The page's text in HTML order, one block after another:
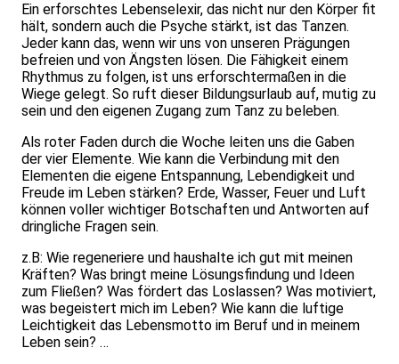
Ein erforschtes Lebenselexir, das nicht nur den Körper fit
hält, sondern auch die Psyche stärkt, ist das Tanzen.
Jeder kann das, wenn wir uns von unseren Prägungen
befreien und von Ängsten lösen. Die Fähigkeit einem
Rhythmus zu folgen, ist uns erforschtermaßen in die
Wiege gelegt. So ruft dieser Bildungsurlaub auf, mutig zu
sein und den eigenen Zugang zum Tanz zu beleben.
Als roter Faden durch die Woche leiten uns die Gaben
der vier Elemente. Wie kann die Verbindung mit den
Elementen die eigene Entspannung, Lebendigkeit und
Freude im Leben stärken? Erde, Wasser, Feuer und Luft
können voller wichtiger Botschaften und Antworten auf
dringliche Fragen sein.
z.B: Wie regeneriere und haushalte ich gut mit meinen
Kräften? Was bringt meine Lösungsfindung und Ideen
zum Fließen? Was fördert das Loslassen? Was motiviert,
was begeistert mich im Leben? Wie kann die luftige
Leichtigkeit das Lebensmotto im Beruf und in meinem
Leben sein? …